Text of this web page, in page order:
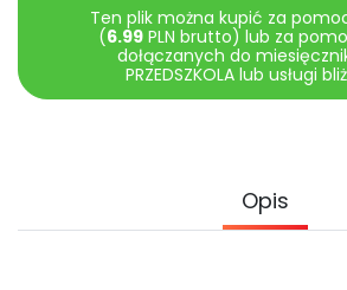
Pomoc
Promocje
Ten plik można kupić za
(6.99PLN brutto) lub za
dołączanych do
PRZEDSZKOLA lub usługi
Opis